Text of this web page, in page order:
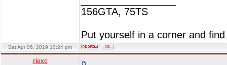
156GTA, 75TS
Put yourself in a corner and
Sat Apr 06, 2019 10:24 pm
riexc